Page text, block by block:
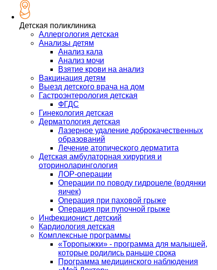
Детская поликлиника
Аллергология детская
Анализы детям
Анализ кала
Анализ мочи
Взятие крови на анализ
Вакцинация детям
Выезд детского врача на дом
Гастроэнтерология детская
ФГДС
Гинекология детская
Дерматология детская
Лазерное удаление доброкачественных
образований
Лечение атопического дерматита
Детская амбулаторная хирургия и
оториноларингология
ЛОР-операции
Операции по поводу гидроцеле (водянки
яичек)
Операция при паховой грыже
Операция при пупочной грыже
Инфекционист детский
Кардиология детская
Комплексные программы
«Торопыжки» - программа для малышей,
которые родились раньше срока
Программа медицинского наблюдения